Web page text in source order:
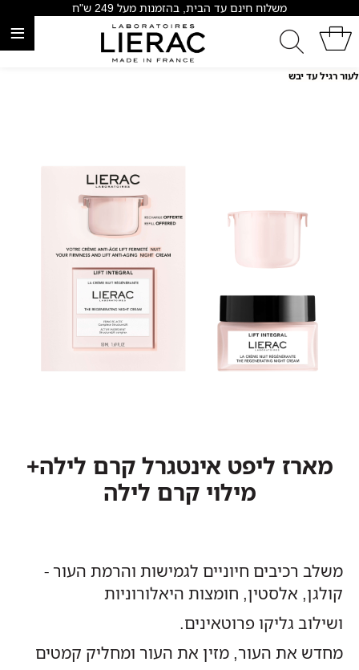
משלוח חינם עד הבית, בהזמנות מעל 249 ש"ח
≡
לעור רגיל עד יבש
מארז ליפט אינטגרל קרם לילה+
מילוי קרם לילה
משלב רכיבים חיוניים לגמישות והרמת העור -
קולגן, אלסטין, חומצות היאלורוניות
ושילוב גליקו פרוטאינים.
מחדש את העור, מזין את העור ומחליק קמטים